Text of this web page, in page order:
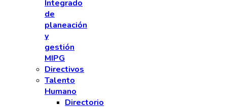
Integrado
de
planeación
y
gestión
MIPG
Directivos
Talento
Humano
Directorio